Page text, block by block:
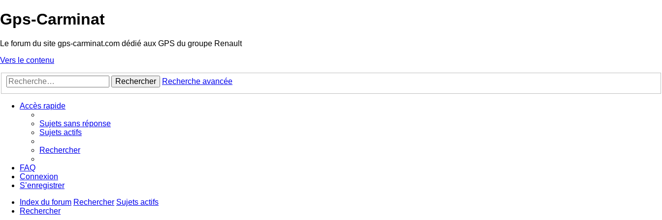
Gps-Carminat
Le forum du site gps-carminat.com dédié aux GPS du groupe Renault
Vers le contenu
Rechercher Recherche avancée
Accès rapide
Sujets sans réponse
Sujets actifs
Rechercher
FAQ
Connexion
S’enregistrer
Index du forum Rechercher Sujets actifs
Rechercher